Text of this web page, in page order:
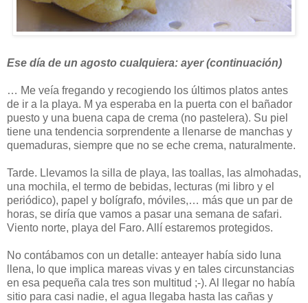
Ese día de un agosto cualquiera: ayer (continuación)
… Me veía fregando y recogiendo los últimos platos antes
de ir a la playa. M ya esperaba en la puerta con el bañador
puesto y una buena capa de crema (no pastelera). Su piel
tiene una tendencia sorprendente a llenarse de manchas y
quemaduras, siempre que no se eche crema, naturalmente.
Tarde. Llevamos la silla de playa, las toallas, las almohadas,
una mochila, el termo de bebidas, lecturas (mi libro y el
periódico), papel y bolígrafo, móviles,… más que un par de
horas, se diría que vamos a pasar una semana de safari.
Viento norte, playa del Faro. Allí estaremos protegidos.
No contábamos con un detalle: anteayer había sido luna
llena, lo que implica mareas vivas y en tales circunstancias
en esa pequeña cala tres son multitud ;-). Al llegar no había
sitio para casi nadie, el agua llegaba hasta las cañas y